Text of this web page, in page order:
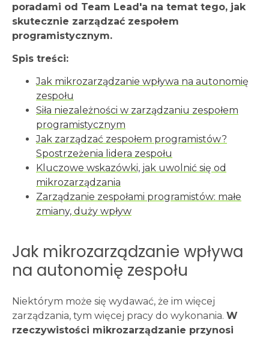
poradami od Team Lead'a na temat tego, jak
skutecznie zarządzać zespołem
programistycznym.
Spis treści:
Jak mikrozarządzanie wpływa na autonomię
zespołu
Siła niezależności w zarządzaniu zespołem
programistycznym
Jak zarządzać zespołem programistów?
Spostrzeżenia lidera zespołu
Kluczowe wskazówki, jak uwolnić się od
mikrozarządzania
Zarządzanie zespołami programistów: małe
zmiany, duży wpływ
Jak mikrozarządzanie wpływa
na autonomię zespołu
Niektórym może się wydawać, że im więcej
zarządzania, tym więcej pracy do wykonania. W
rzeczywistości mikrozarządzanie przynosi